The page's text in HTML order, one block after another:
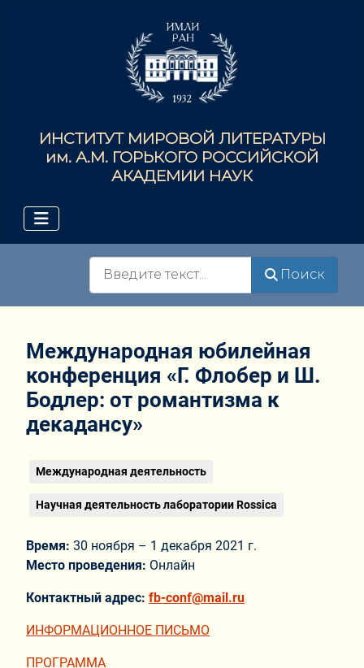
ИНСТИТУТ МИРОВОЙ ЛИТЕРАТУРЫ
им. А.М. ГОРЬКОГО РОССИЙСКОЙ
АКАДЕМИИ НАУК
Поиск
Международная юбилейная
конференция «Г. Флобер и Ш.
Бодлер: от романтизма к
декадансу»
Международная деятельность
Научная деятельность лаборатории Rossica
Время: 30 ноября – 1 декабря 2021 г.
Место проведения: Онлайн
Контактный адрес: fb-conf@mail.ru
ИНФОРМАЦИОННОЕ ПИСЬМО
ПРОГРАММА